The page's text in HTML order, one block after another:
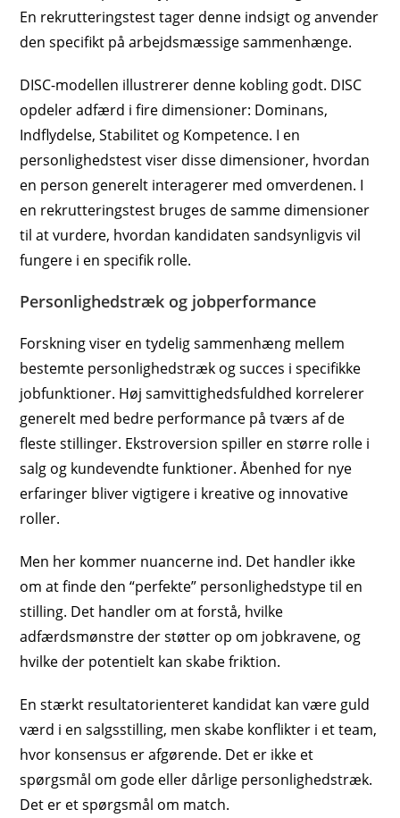
En rekrutteringstest tager denne indsigt og anvender
den specifikt på arbejdsmæssige sammenhænge.
DISC-modellen illustrerer denne kobling godt. DISC
opdeler adfærd i fire dimensioner: Dominans,
Indflydelse, Stabilitet og Kompetence. I en
personlighedstest viser disse dimensioner, hvordan
en person generelt interagerer med omverdenen. I
en rekrutteringstest bruges de samme dimensioner
til at vurdere, hvordan kandidaten sandsynligvis vil
fungere i en specifik rolle.
Personlighedstræk og jobperformance
Forskning viser en tydelig sammenhæng mellem
bestemte personlighedstræk og succes i specifikke
jobfunktioner. Høj samvittighedsfuldhed korrelerer
generelt med bedre performance på tværs af de
fleste stillinger. Ekstroversion spiller en større rolle i
salg og kundevendte funktioner. Åbenhed for nye
erfaringer bliver vigtigere i kreative og innovative
roller.
Men her kommer nuancerne ind. Det handler ikke
om at finde den “perfekte” personlighedstype til en
stilling. Det handler om at forstå, hvilke
adfærdsmønstre der støtter op om jobkravene, og
hvilke der potentielt kan skabe friktion.
En stærkt resultatorienteret kandidat kan være guld
værd i en salgsstilling, men skabe konflikter i et team,
hvor konsensus er afgørende. Det er ikke et
spørgsmål om gode eller dårlige personlighedstræk.
Det er et spørgsmål om match.